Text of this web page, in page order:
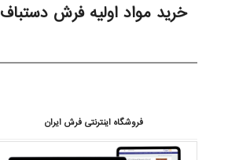
خرید مواد اولیه فرش دستباف
فروشگاه اینترنتی فرش ایران